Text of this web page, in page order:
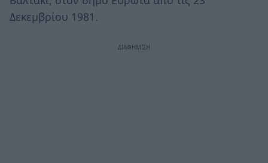
Δεκεμβρίου 1981.